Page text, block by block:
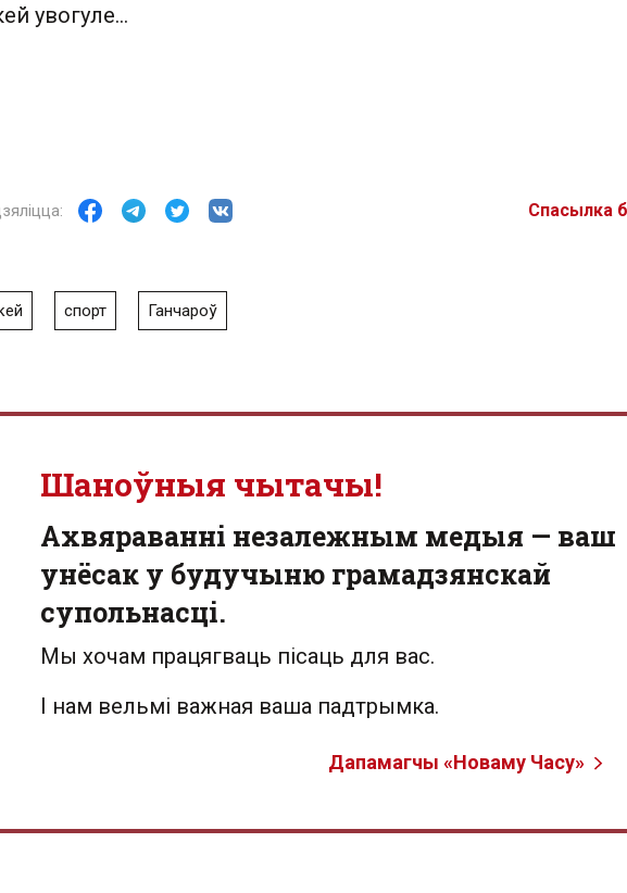
увогуле…
Спасылка
спорт Ганчароў
Шаноўныя чытачы!
Aхвяраванні незалежным медыя — ваш
унёсак у будучыню грамадзянскай
супольнасці.
Мы хочам працягваць пісаць для вас.
І нам вельмі важная ваша падтрымка.
Дапамагчы «Новаму Часу»